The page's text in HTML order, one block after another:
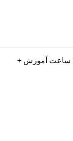
آموزش خوانندگی و گیتار پاپ - ۴۹ ساعت آموزش +